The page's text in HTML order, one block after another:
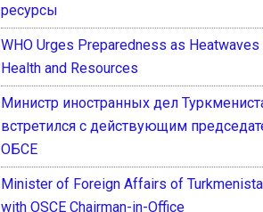
ресурсы
WHO Urges Preparedness as
Health and Resources
Министр иностранных дел
встретился с действующим
ОБСЕ
Minister of Foreign Affairs of
with OSCE Chairman-in-Office